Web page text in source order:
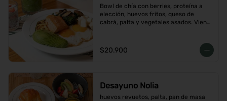
Bowl de chía con berries, proteína a
elección, huevos fritos, queso de
cabrá, palta y vegetales asados. Viene
$20.900
Desayuno Nolia
huevos revuetos, palta, pan de masa